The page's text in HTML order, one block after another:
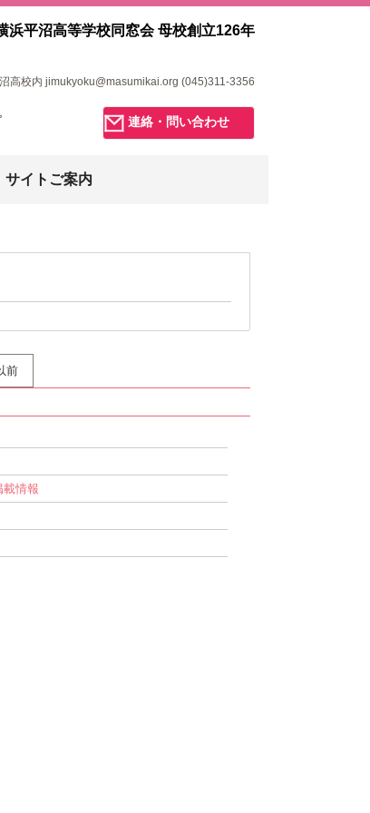
浜平沼高等学校同窓会 母校創立126年
校内 jimukyoku@masumikai.org (045)311-3356
連絡・問い合わせ
サイトご案内
前
載情報